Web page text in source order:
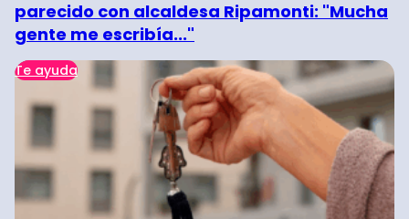
parecido con alcaldesa Ripamonti: "Mucha
gente me escribía..."
Te ayuda